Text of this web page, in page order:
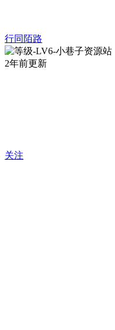
行同陌路
2年前更新
关注